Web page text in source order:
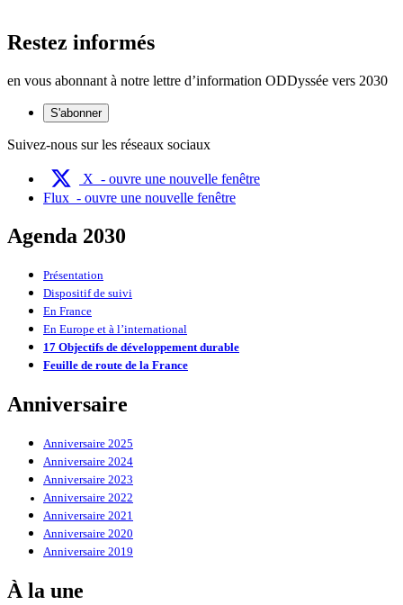
Restez informés
en vous abonnant à notre lettre d’information ODDyssée vers 2030
S'abonner
Suivez-nous sur les réseaux sociaux
X - ouvre une nouvelle fenêtre
Flux - ouvre une nouvelle fenêtre
Agenda 2030
Présentation
Dispositif de suivi
En France
En Europe et à l’international
17 Objectifs de développement durable
Feuille de route de la France
Anniversaire
Anniversaire 2025
Anniversaire 2024
Anniversaire 2023
Anniversaire 2022
Anniversaire 2021
Anniversaire 2020
Anniversaire 2019
À la une